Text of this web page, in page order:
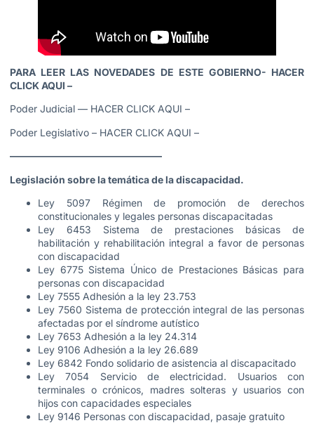
PARA LEER LAS NOVEDADES DE ESTE GOBIERNO- HACER
CLICK AQUI –
Poder Judicial — HACER CLICK AQUI –
Poder Legislativo – HACER CLICK AQUI –
———————————————–
Legislación sobre la temática de la discapacidad.
Ley 5097 Régimen de promoción de derechos
constitucionales y legales personas discapacitadas
Ley 6453 Sistema de prestaciones básicas de
habilitación y rehabilitación integral a favor de personas
con discapacidad
Ley 6775 Sistema Único de Prestaciones Básicas para
personas con discapacidad
Ley 7555 Adhesión a la ley 23.753
Ley 7560 Sistema de protección integral de las personas
afectadas por el síndrome autístico
Ley 7653 Adhesión a la ley 24.314
Ley 9106 Adhesión a la ley 26.689
Ley 6842 Fondo solidario de asistencia al discapacitado
Ley 7054 Servicio de electricidad. Usuarios con
terminales o crónicos, madres solteras y usuarios con
hijos con capacidades especiales
Ley 9146 Personas con discapacidad, pasaje gratuito